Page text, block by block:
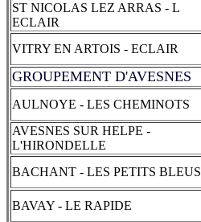
ST NICOLAS LEZ ARRAS - L
ECLAIR
VITRY EN ARTOIS - ECLAIR
GROUPEMENT D'AVESNES
AULNOYE - LES CHEMINOTS
AVESNES SUR HELPE -
L'HIRONDELLE
BACHANT - LES PETITS BLEUS
BAVAY - LE RAPIDE